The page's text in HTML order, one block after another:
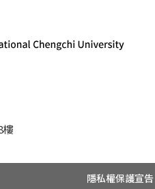
樓
隱私權保護宣告